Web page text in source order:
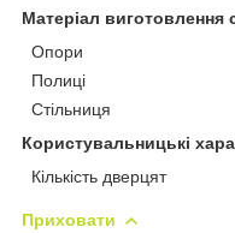
Матеріал виготовлення
Опори
Полиці
Стільниця
Користувальницькі
Кількість дверцят
Приховати